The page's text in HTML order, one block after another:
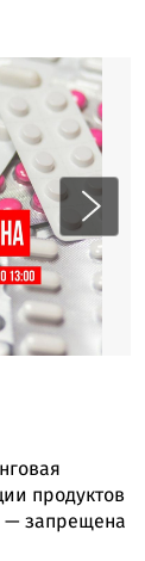
продуктов
— запрещена